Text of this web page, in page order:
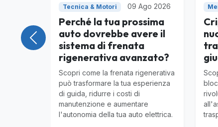
Tecnica & Motori 09 Ago 2026
Perché la tua prossima
auto dovrebbe avere il
sistema di frenata
rigenerativa avanzato?
Scopri come la frenata rigenerativa
può trasformare la tua esperienza
di guida, ridurre i costi di
manutenzione e aumentare
l'autonomia della tua auto elettrica.
Precedente